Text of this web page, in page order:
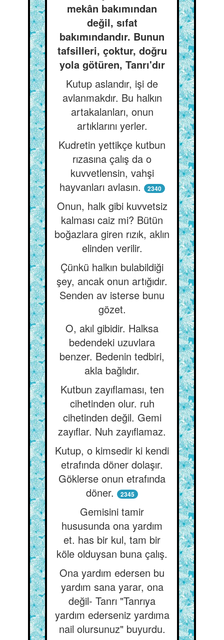
mekân bakımından
değil, sıfat
bakımındandır. Bunun
tafsilleri, çoktur, doğru
yola götüren, Tanrı'dır
Kutup aslandır, işi de
avlanmakdır. Bu halkın
artakalanları, onun
artıklarını yerler.
Kudretin yettikçe kutbun
rızasına çalış da o
kuvvetlensin, vahşi
hayvanları avlasın.
2340
Onun, halk gibi kuvvetsiz
kalması caiz mi? Bütün
boğazlara giren rızık, aklın
elinden verilir.
Çünkü halkın bulabildiği
şey, ancak onun artığıdır.
Senden av isterse bunu
gözet.
O, akıl gibidir. Halksa
bedendeki uzuvlara
benzer. Bedenin tedbiri,
akla bağlıdır.
Kutbun zayıflaması, ten
cihetinden olur. ruh
cihetinden değil. Gemi
zayıflar. Nuh zayıflamaz.
Kutup, o kimsedir ki kendi
etrafında döner dolaşır.
Göklerse onun etrafında
döner.
2345
Gemisini tamir
hususunda ona yardım
et. has bir kul, tam bir
köle olduysan buna çalış.
Ona yardım edersen bu
yardım sana yarar, ona
değil- Tanrı "Tanrıya
yardım ederseniz yardıma
nail olursunuz" buyurdu.